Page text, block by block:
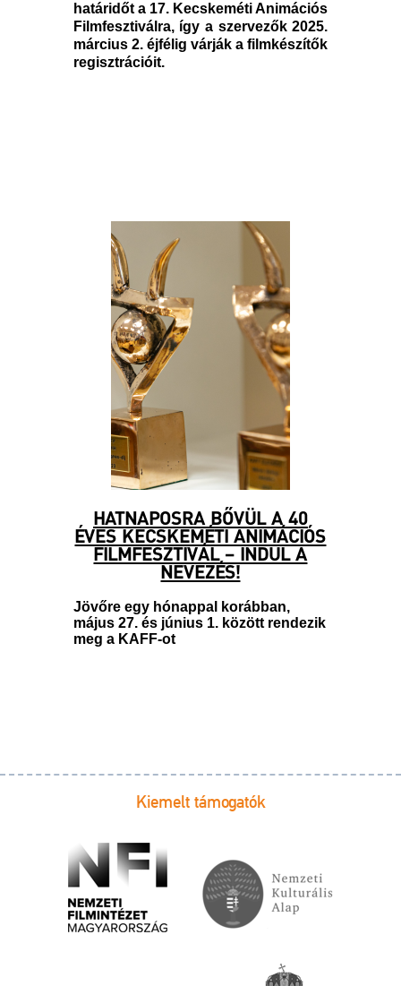
határidőt a 17. Kecskeméti Animációs
Filmfesztiválra, így a szervezők 2025.
március 2. éjfélig várják a filmkészítők
regisztrációit.
HATNAPOSRA BŐVÜL A 40
ÉVES KECSKEMÉTI ANIMÁCIÓS
FILMFESZTIVÁL – INDUL A
NEVEZÉS!
Jövőre egy hónappal korábban,
május 27. és június 1. között rendezik
meg a KAFF-ot
Kiemelt támogatók